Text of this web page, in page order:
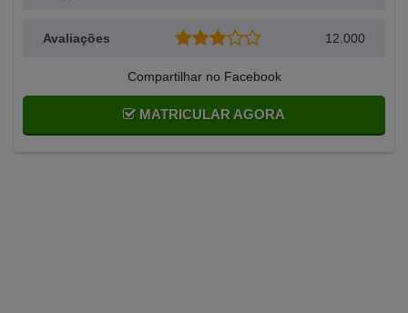
Avaliações 12.000
Compartilhar no Facebook
MATRICULAR AGORA